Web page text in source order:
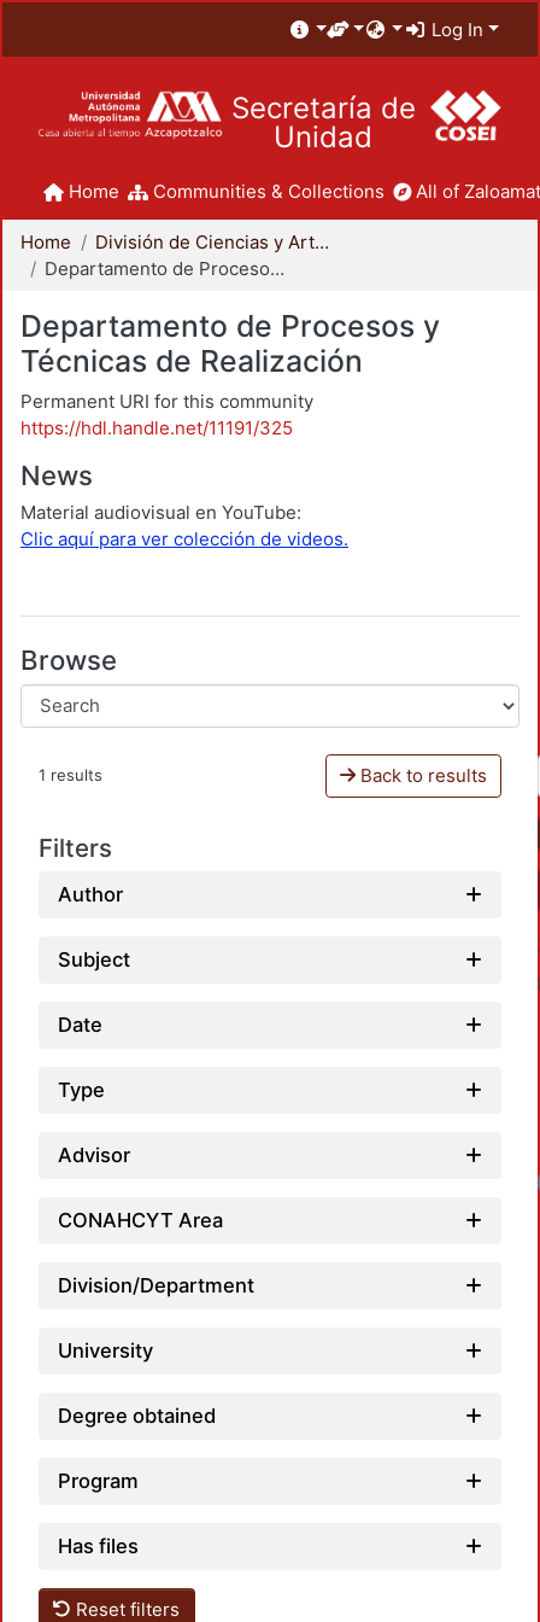
Log In
Secretaría de
Unidad
Home Communities & Collections All of
Home
División de Ciencias y Artes para el Diseño
Departamento de Procesos y Técnicas de Realización
Departamento de Procesos y
Técnicas de Realización
Permanent URI for this community
https://hdl.handle.net/11191/325
News
Material audiovisual en YouTube:
Clic aquí para ver colección de videos.
Browse
1 results Back to results
Filters
Author
Subject
Date
Type
Advisor
CONAHCYT Area
Division/Department
University
Degree obtained
Program
Has files
Reset filters